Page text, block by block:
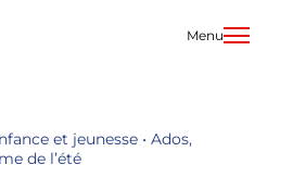
Menu
et jeunesse •Ados,
de l’été